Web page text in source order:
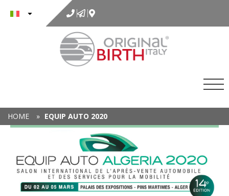
contenuto
HOME » EQUIP AUTO 2020